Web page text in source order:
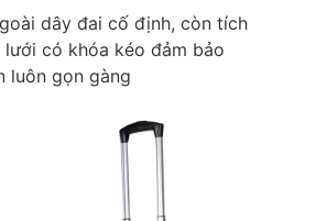
dây đai cố định, còn tích
lưới có khóa kéo đảm bảo
luôn gọn gàng